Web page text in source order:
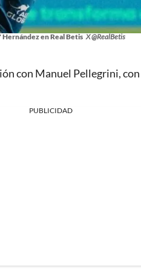
Hernández en Real Betis X @RealBetis
con Manuel Pellegrini,
PUBLICIDAD